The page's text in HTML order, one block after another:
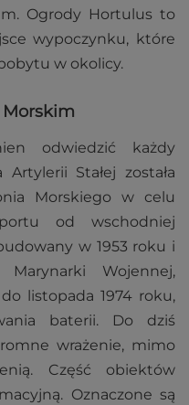
Ogrody Hortulus to
wypoczynku, które
w okolicy.
odwiedzić każdy
Stałej została
Morskiego w celu
od wschodniej
w 1953 roku i
Wojennej,
listopada 1974 roku,
baterii. Do dziś
wrażenie, mimo
Część obiektów
Oznaczone są